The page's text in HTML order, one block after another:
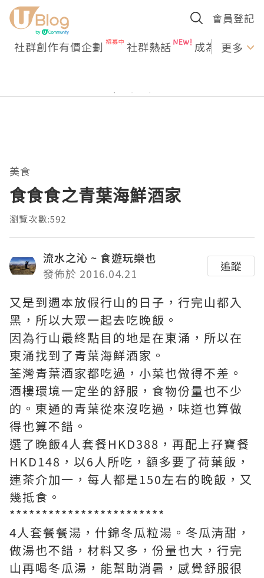
會員登記
社群創作有價企劃 社群熱話 成為U更多
美食
食食食之青葉海鮮酒家
瀏覽次數:592
流水之沁 ~ 食遊玩樂也
發佈於 2016.04.21
追蹤
又是到週本放假行山的日子，行完山都入
黑，所以大眾一起去吃晚飯。
因為行山最終點目的地是在東涌，所以在
東涌找到了青葉海鮮酒家。
荃灣青葉酒家都吃過，小菜也做得不差。
酒樓環境一定坐的舒服，食物份量也不少
的。東通的青葉從來沒吃過，味道也算做
得也算不錯。
選了晚飯4人套餐HKD388，再配上孖寶餐
HKD148，以6人所吃，額多要了荷葉飯，
連茶介加一，每人都是150左右的晚飯，又
幾抵食。
************************
4人套餐餐湯，什錦冬瓜粒湯。冬瓜清甜，
做湯也不錯，材料又多，份量也大，行完
山再喝冬瓜湯，能幫助消暑，感覺舒服很